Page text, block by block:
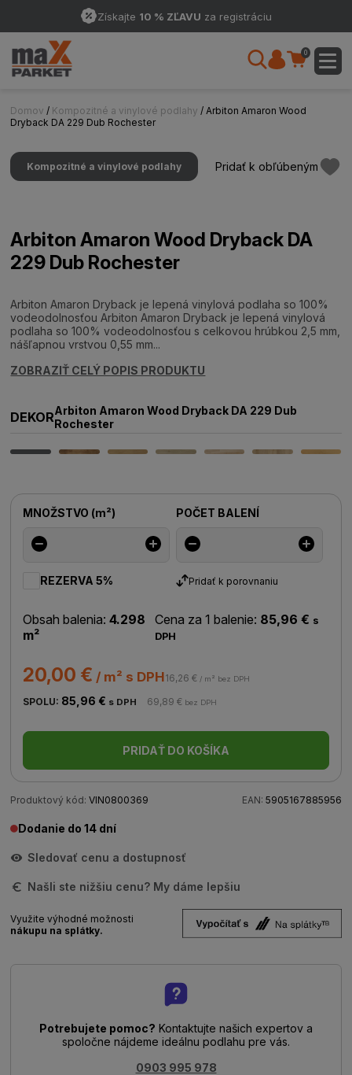
Získajte 10 % ZĽAVU za registráciu
0
Domov / Kompozitné a vinylové podlahy / Arbiton Amaron Wood
Dryback DA 229 Dub Rochester
Kompozitné a vinylové podlahy Pridať k obľúbeným
Arbiton Amaron Wood Dryback DA
229 Dub Rochester
Arbiton Amaron Dryback je lepená vinylová podlaha so 100%
vodeodolnosťou Arbiton Amaron Dryback je lepená vinylová
podlaha so 100% vodeodolnosťou s celkovou hrúbkou 2,5 mm,
nášľapnou vrstvou 0,55 mm...
ZOBRAZIŤ CELÝ POPIS PRODUKTU
DEKORArbiton Amaron Wood Dryback DA 229 Dub
Rochester
MNOŽSTVO (m²) POČET BALENÍ
REZERVA 5% Pridať k porovnaniu
Obsah balenia: 4.298
m²
Cena za 1 balenie: 85,96 € s
DPH
20,00 € / m² s DPH16,26 € / m² bez DPH
SPOLU: 85,96 € s DPH 69,89 € bez DPH
PRIDAŤ DO KOŠÍKA
Produktový kód: VIN0800369 EAN: 5905167885956
Dodanie do 14 dní
Sledovať cenu a dostupnosť
Našli ste nižšiu cenu? My dáme lepšiu
Využite výhodné možnosti
nákupu na splátky.
Potrebujete pomoc? Kontaktujte našich expertov a
spoločne nájdeme ideálnu podlahu pre vás.
0903 995 978